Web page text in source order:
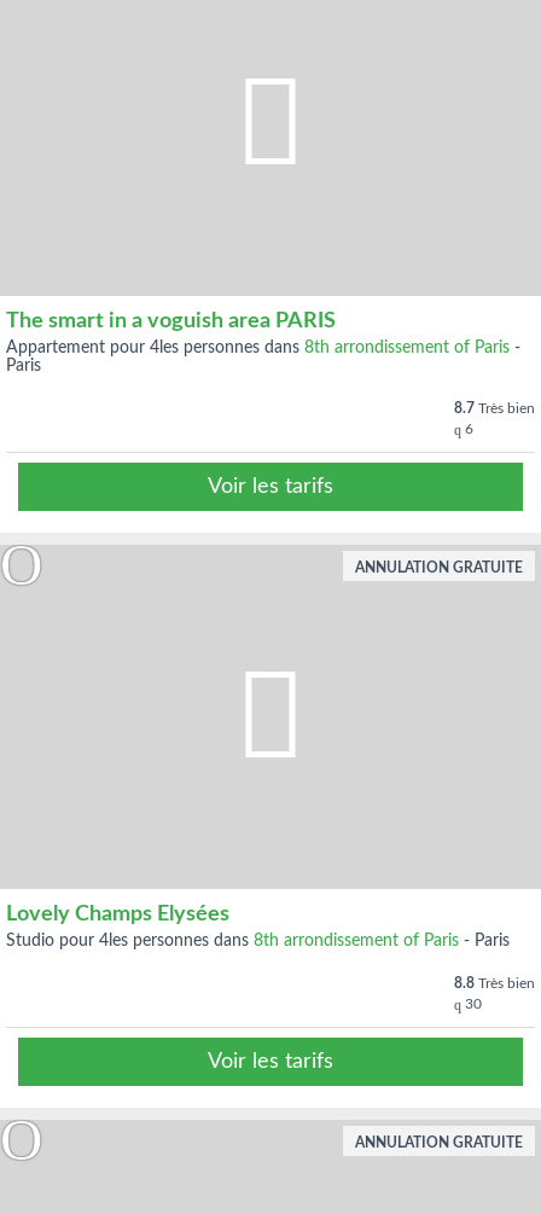
The smart in a voguish area PARIS
appartement pour 4les personnes dans 8th arrondissement of Paris -
Paris
8.7 Très bien
6
Voir les tarifs
Lovely Champs Elysées
studio pour 4les personnes dans 8th arrondissement of Paris - Paris
8.8 Très bien
30
Voir les tarifs
ANNULATION GRATUITE
ANNULATION GRATUITE